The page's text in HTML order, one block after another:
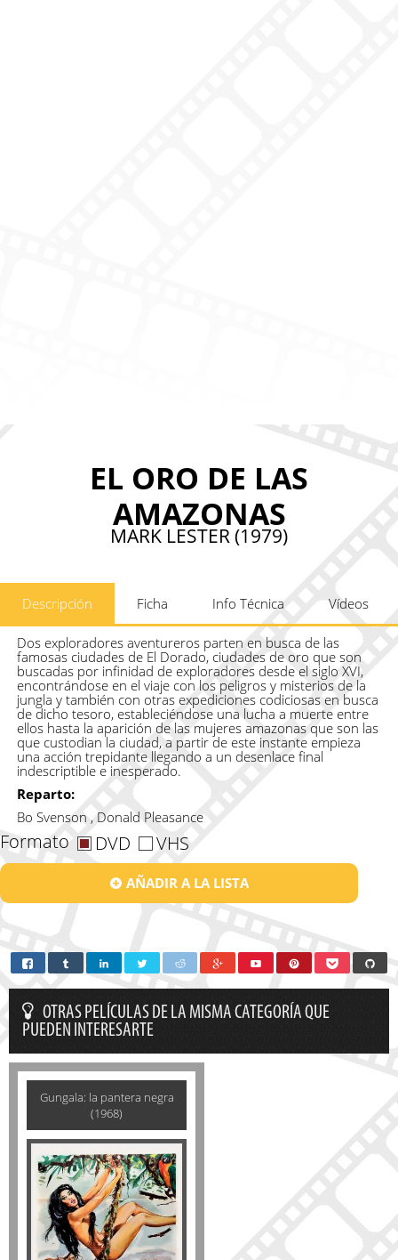
EL ORO DE LAS
AMAZONAS
MARK LESTER (1979)
Descripción Ficha Info Técnica Vídeos
Dos exploradores aventureros parten en busca de las
famosas ciudades de El Dorado, ciudades de oro que son
buscadas por infinidad de exploradores desde el siglo XVI,
encontrándose en el viaje con los peligros y misterios de la
jungla y también con otras expediciones codiciosas en busca
de dicho tesoro, estableciéndose una lucha a muerte entre
ellos hasta la aparición de las mujeres amazonas que son las
que custodian la ciudad, a partir de este instante empieza
una acción trepidante llegando a un desenlace final
indescriptible e inesperado.
Reparto:
Bo Svenson , Donald Pleasance
Formato DVD VHS
AÑADIR A LA LISTA
OTRAS PELÍCULAS DE LA MISMA CATEGORÍA QUE
PUEDEN INTERESARTE
Gungala: la pantera negra
(1968)